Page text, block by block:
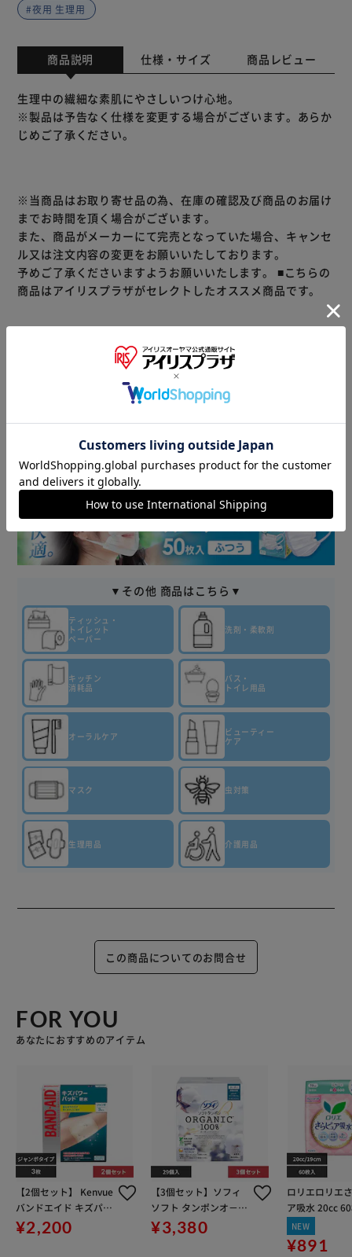
#夜用 生理用
商品説明 仕様・サイズ 商品レビュー
生理中の繊細な素肌にやさしいつけ心地。
※製品は予告なく仕様を変更する場合がございます。あらか
じめご了承ください。
※当商品はお取り寄せ品の為、在庫の確認及び商品のお届け
までお時間を頂く場合がございます。
また、商品がメーカーにて完売となっていた場合、キャンセ
ル又は注文内容の変更をお願いいたしております。
予めご了承くださいますようお願いいたします。 ■こちらの
商品はアイリスプラザがセレクトしたオススメ商品です。
▼ 食品・飲料おすすめ ▼
▼その他 商品はこちら▼
ティッシュ・
トイレット
ペーパー
洗剤・柔軟剤
キッチン
消耗品
バス・
トイレ用品
オーラルケア
ビューティー
ケア
マスク 虫対策
生理用品 介護用品
この商品についてのお問合せ
FOR YOU
あなたにおすすめのアイテム
【2個セット】 Kenvue
バンドエイド キズパワ
ーパッド ジャンボサイ
ズ 3枚 【代引き不可】
¥2,200
【3個セット】ソフィ
ソフト タンポンオ－ガ
ニック 100％ 普通の日
用／レギュラー
¥3,380
ロリエロリエ
ア吸水 20cc
NEW
¥891